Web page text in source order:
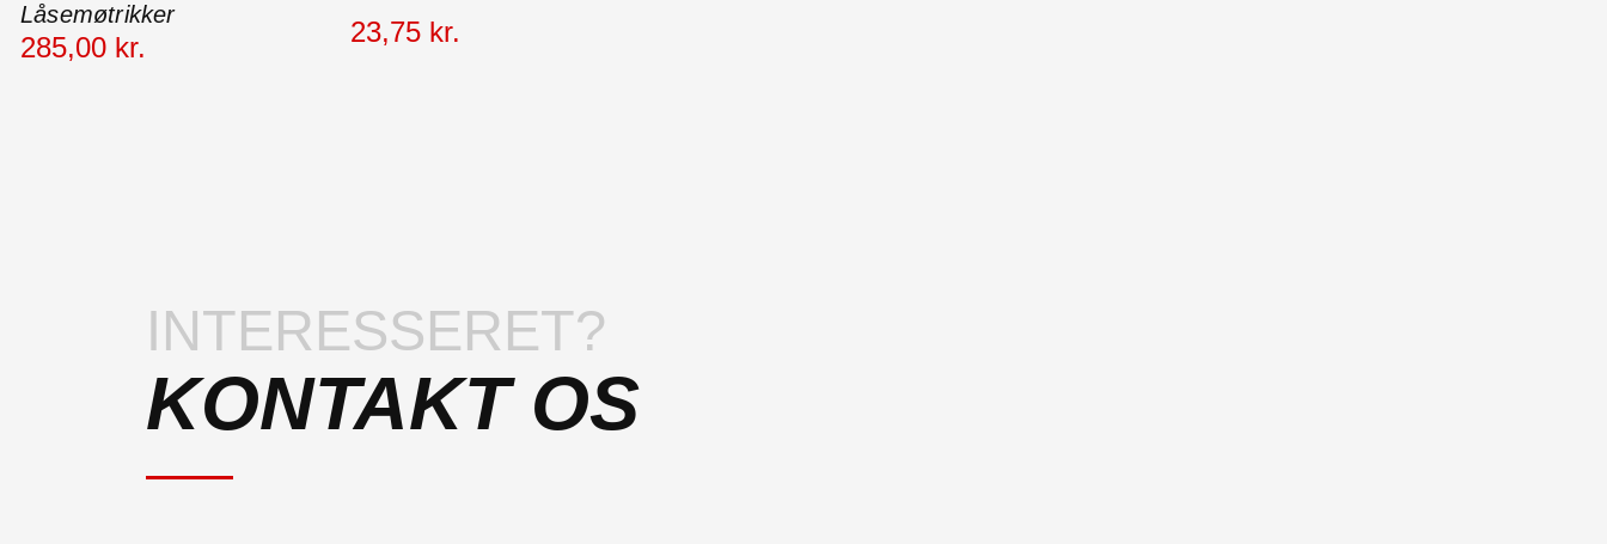
Låsemøtrikker
285,00 kr. 23,75 kr.
INTERESSERET?
KONTAKT OS